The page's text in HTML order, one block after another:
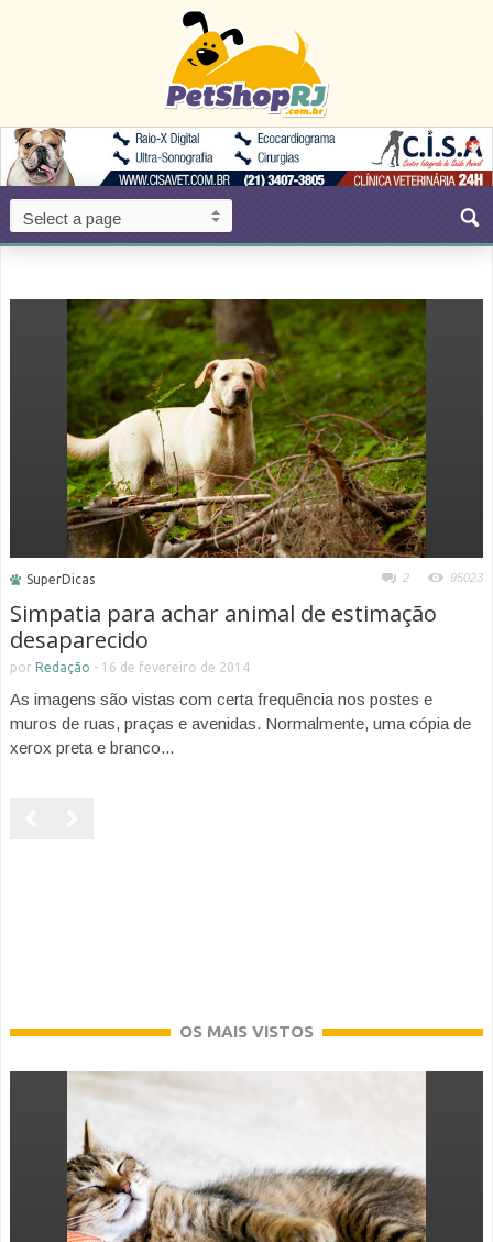
SuperDicas 2 95023
Simpatia para achar animal de estimação
desaparecido
por Redação - 16 de fevereiro de 2014
As imagens são vistas com certa frequência nos postes e
muros de ruas, praças e avenidas. Normalmente, uma cópia de
xerox preta e branco...
OS MAIS VISTOS